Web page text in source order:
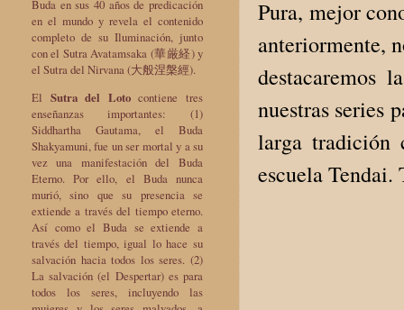
Pura, mejor
anteriormente,
destacaremos
nuestras series
larga tradición
escuela Tendai.
Buda en sus 40 años de predicación
en el mundo y revela el contenido
completo de su Iluminación, junto
con el Sutra Avatamsaka (華厳経) y
el Sutra del Nirvana (大般涅槃經).
El Sutra del Lotocontiene tres
enseñanzas importantes: (1)
Siddhartha Gautama, el Buda
Shakyamuni, fue un ser mortal y a su
vez una manifestación del Buda
Eterno. Por ello, el Buda nunca
murió, sino que su presencia se
extiende a través del tiempo eterno.
Así como el Buda se extiende a
través del tiempo, igual lo hace su
salvación hacia todos los seres. (2)
La salvación (el Despertar) es para
todos los seres, incluyendo las